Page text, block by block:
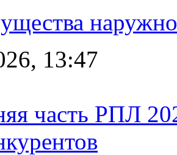
13:47
часть РПЛ